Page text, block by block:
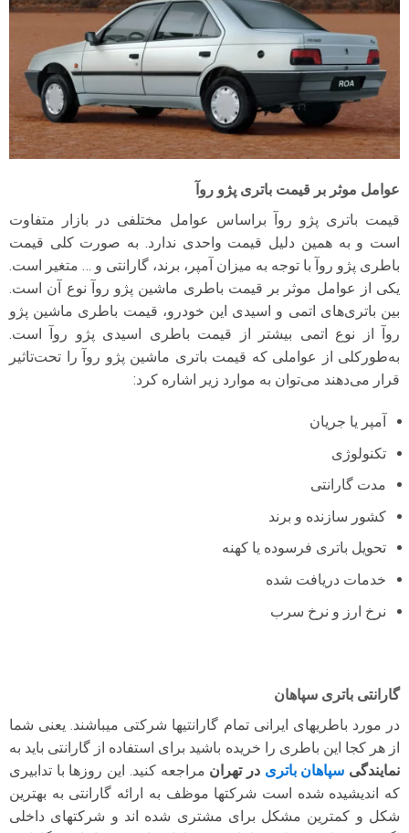
عوامل موثر بر قیمت باتری پژو روآ
قیمت باتری پژو روآ بر‌اساس عوامل مختلفی در بازار متفاوت
است و به همین دلیل قیمت واحدی ندارد. به صورت کلی قیمت
باطری پژو روآ با توجه به میزان آمپر، برند، گارانتی و … متغیر است.
یکی از عوامل موثر بر قیمت باطری ماشین پژو روآ نوع آن است.
بین باتری‌های اتمی و اسیدی این خودرو، قیمت باطری ماشین پژو
روآ از نوع اتمی بیشتر از قیمت باطری اسیدی پژو روآ است.
به‌طورکلی از عواملی که قیمت باتری ماشین پژو روآ را تحت‌تاثیر
قرار می‌دهند می‌توان به موارد زیر اشاره کرد:
آمپر یا جریان
تکنولوژی
مدت گارانتی
کشور سازنده و برند
تحویل باتری فرسوده یا کهنه
خدمات دریافت شده
نرخ ارز و نرخ سرب
گارانتی باتری سپاهان
در مورد باطریهای ایرانی تمام گارانتیها شرکتی میباشند. یعنی شما
از هر کجا این باطری را خریده باشید برای استفاده از گارانتی باید به
نمایندگی سپاهان باتری در تهران مراجعه کنید. این روزها با تدابیری
که اندیشیده شده است شرکتها موظف به ارائه گارانتی به بهترین
شکل و کمترین مشکل برای مشتری شده اند و شرکتهای داخلی